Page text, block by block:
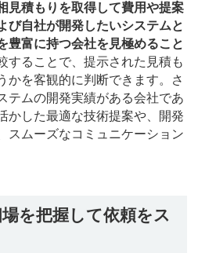
見積もりを取得して費用や提案
び自社が開発したいシステムと
豊富に持つ会社を見極めること
することで、提示された見積も
かを客観的に判断できます。さ
テムの開発実績がある会社であ
かした最適な技術提案や、開発
スムーズなコミュニケーション
を把握して依頼をス